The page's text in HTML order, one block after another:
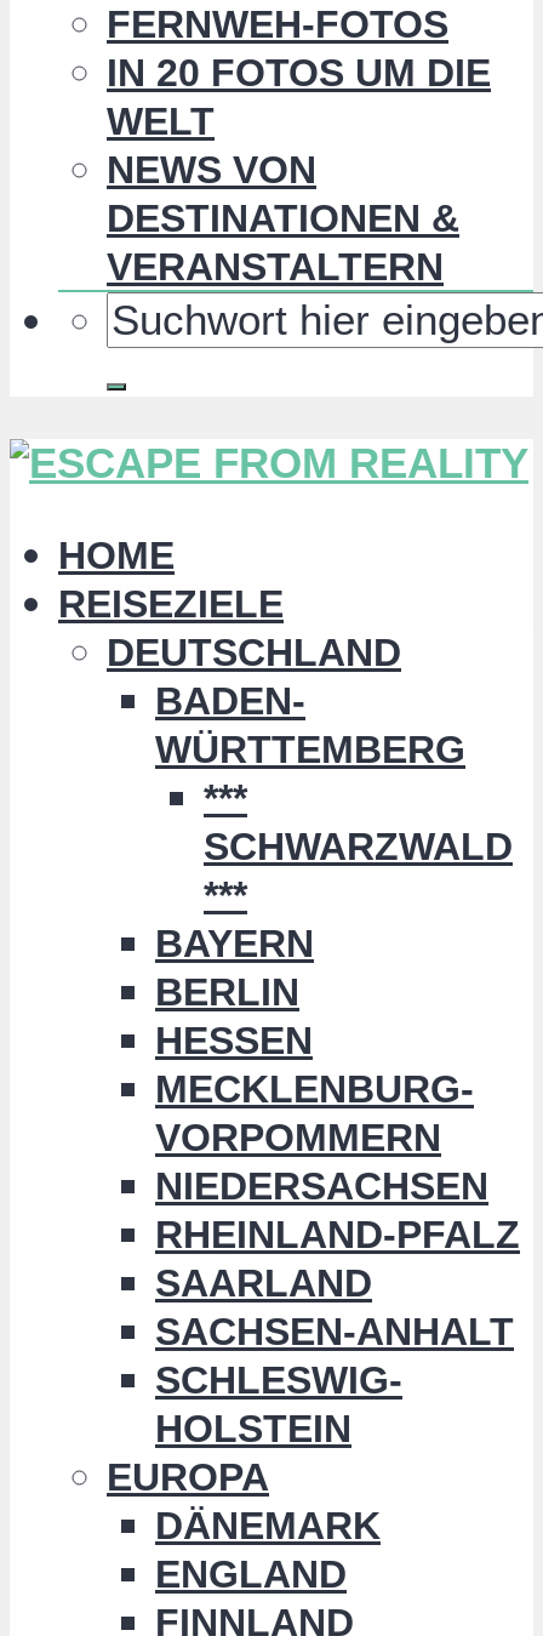
FERNWEH-FOTOS
IN 20 FOTOS UM DIE
WELT
NEWS VON
DESTINATIONEN &
VERANSTALTERN
HOME
REISEZIELE
DEUTSCHLAND
BADEN-
WÜRTTEMBERG
***
SCHWARZWALD
***
BAYERN
BERLIN
HESSEN
MECKLENBURG-
VORPOMMERN
NIEDERSACHSEN
RHEINLAND-PFALZ
SAARLAND
SACHSEN-ANHALT
SCHLESWIG-
HOLSTEIN
EUROPA
DÄNEMARK
ENGLAND
FINNLAND